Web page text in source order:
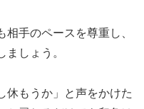
手のペースを尊重し、
しょう。
休もうか」と声をかけた